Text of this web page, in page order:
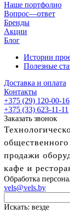
Наше портфолио
Вопрос—ответ
Бренды
Акции
Блог
Истории
Полезные
Доставка и оплата
Контакты
+375 (29) 120-00-16
+375 (33) 623-11-11
Заказать звонок
продажи
кафе и
Обработка
vels@vels.by
Искать: везде